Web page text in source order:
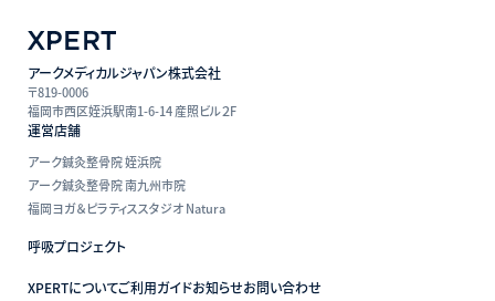
アークメディカルジャパン株式会社
〒819-0006
福岡市西区姪浜駅南1-6-14 産照ビル２F
運営店舗
アーク鍼灸整骨院 姪浜院
アーク鍼灸整骨院 南九州市院
福岡ヨガ＆ピラティススタジオ Natura
呼吸プロジェクト
XPERTについてご利用ガイドお知らせお問い合わせ